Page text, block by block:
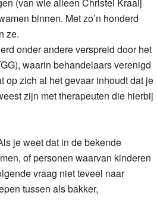
binnen. Met zo’n honderd
ze.
onder andere verspreid door het
waarin behandelaars verenigd
op zich al het gevaar inhoudt dat je
zijn met therapeuten die hierbij
je weet dat in de bekende
of personen waarvan kinderen
vraag niet teveel naar
tussen als bakker,